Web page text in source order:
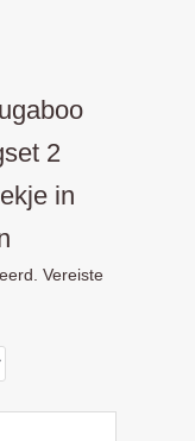
2
in
Vereiste